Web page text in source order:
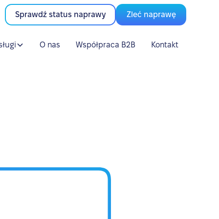
Sprawdź status naprawy Zleć naprawę
O nas Współpraca B2B Kontakt